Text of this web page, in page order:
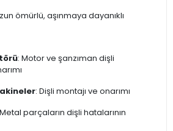
ömürlü, aşınmaya dayanıklı
: Motor ve şanzıman dişli
: Dişli montajı ve onarımı
parçaların dişli hatalarının